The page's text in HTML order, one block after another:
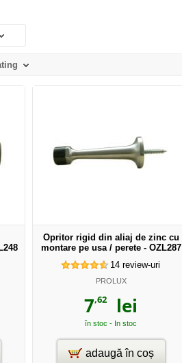
Opritor rigid din aliaj de zinc cu
montare pe usa / perete - OZL287
14review-uri
PROLUX
7,62 lei
în stoc - In stoc
adaugă în coș